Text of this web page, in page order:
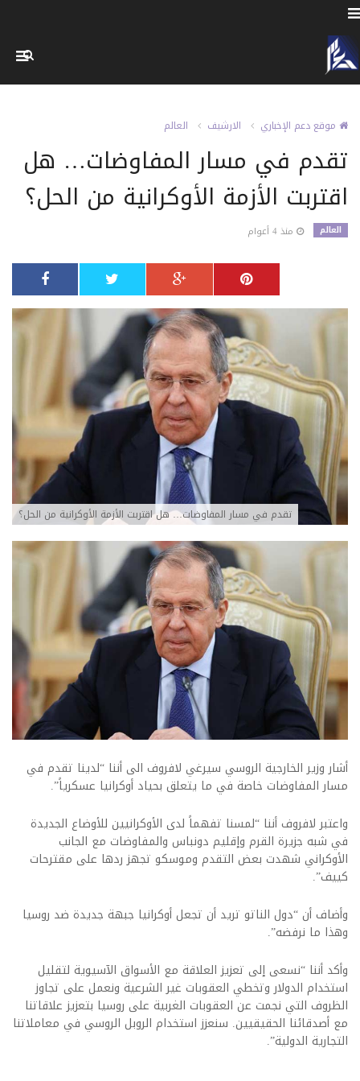
موقع دعم الإخباري الارشيف العالم
تقدم في مسار المفاوضات… هل
اقتربت الأزمة الأوكرانية من الحل؟
العالم منذ 4 أعوام
تقدم في مسار المفاوضات… هل اقتربت الأزمة الأوكرانية من الحل؟
أشار وزير الخارجية الروسي سيرغي لافروف الى أننا “لدينا تقدم في
مسار المفاوضات خاصة في ما يتعلق بحياد أوكرانيا عسكرياً”.
واعتبر لافروف أننا “لمسنا تفهماً لدى الأوكرانيين للأوضاع الجديدة
في شبه جزيرة القرم وإقليم دونباس والمفاوضات مع الجانب
الأوكراني شهدت بعض التقدم وموسكو تجهز ردها على مقترحات
كييف”.
وأضاف أن “دول الناتو تريد أن تجعل أوكرانيا جبهة جديدة ضد روسيا
وهذا ما نرفضه”.
وأكد أننا “نسعى إلى تعزيز العلاقة مع الأسواق الآسيوية لتقليل
استخدام الدولار وتخطي العقوبات غير الشرعية ونعمل على تجاوز
الظروف التي نجمت عن العقوبات الغربية على روسيا بتعزيز علاقاتنا
مع أصدقائنا الحقيقيين. سنعزز استخدام الروبل الروسي في معاملاتنا
التجارية الدولية”.